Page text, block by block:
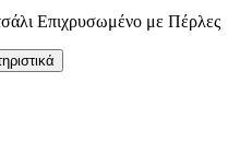
Επιχρυσωμένο με Πέρλες